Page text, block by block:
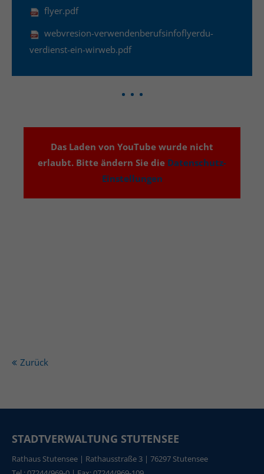
flyer.pdf
webvresion-verwendenberufsinfoflyerdu-
verdienst-ein-wirweb.pdf
Das Laden von YouTube wurde nicht
erlaubt. Bitte ändern Sie die Datenschutz-
Einstellungen
Zurück
STADTVERWALTUNG STUTENSEE
Rathaus Stutensee | Rathausstraße 3 | 76297 Stutensee